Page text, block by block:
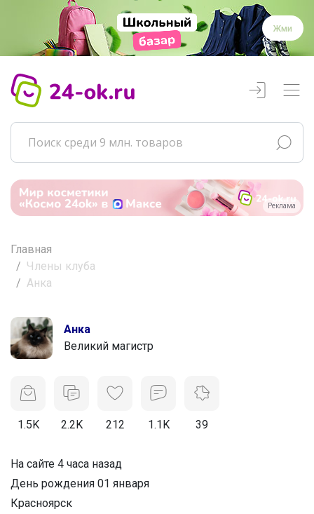
Жми
Реклама
Главная
Члены клуба
Анка
Анка
Великий магистр
1.5K 2.2K 212 1.1K 39
На сайте 4 часа назад
День рождения 01 января
Красноярск